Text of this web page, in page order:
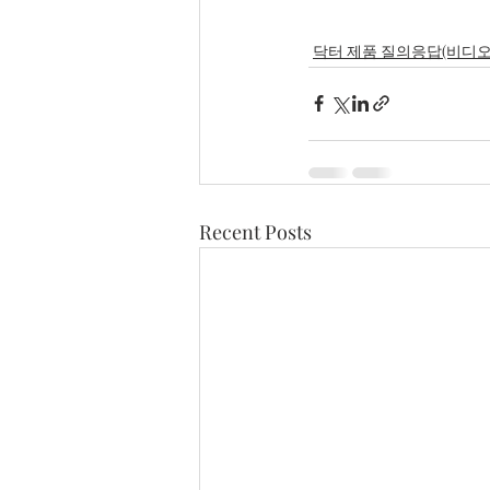
닥터 제품 질의응답(비디
Recent Posts